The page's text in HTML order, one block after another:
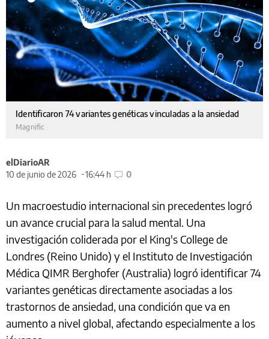
Identificaron 74 variantes genéticas vinculadas a la ansiedad
Magnific
elDiarioAR
10 de junio de 2026
16:44 h 0
Un macroestudio internacional sin precedentes logró
un avance crucial para la salud mental. Una
investigación coliderada por el King's College de
Londres (Reino Unido) y el Instituto de Investigación
Médica QIMR Berghofer (Australia) logró identificar 74
variantes genéticas directamente asociadas a los
trastornos de ansiedad, una condición que va en
aumento a nivel global, afectando especialmente a los